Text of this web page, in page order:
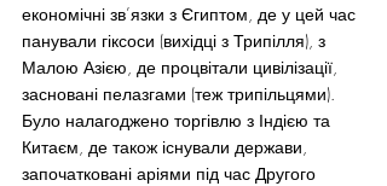
економічні зв’язки з Єгиптом, де у цей час
панували гіксоси (вихідці з Трипілля), з
Малою Азією, де процвітали цивілізації,
засновані пелазгами (теж трипільцями).
Було налагоджено торгівлю з Індією та
Китаєм, де також існували держави,
започатковані аріями під час Другого